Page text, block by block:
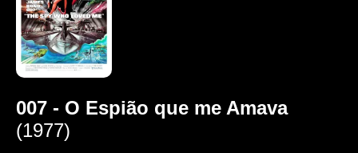
007 - O Espião que me Amava
(1977)